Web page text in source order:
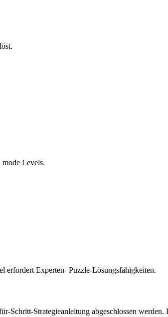
mode Levels.
erfordert Experten- Puzzle-Lösungsfähigkeiten.
Schritt-Strategieanleitung abgeschlossen